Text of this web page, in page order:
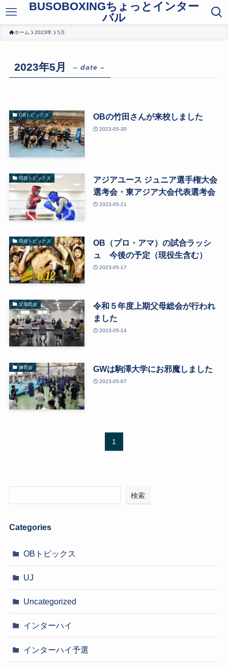
BUSOBOXINGちょっとインター
バル
ホーム 2023年 5月
2023年5月 – date –
OBトピックス OBの竹田さんが来校しました
2023-05-30
現役トピックス
アジアユース ジュニア選手権大会
選考会・東アジア大会代表選考会
2023-05-21
現役トピックス
OB（プロ・アマ）の試合ラッシ
ュ 今後の予定（現役生含む）
2023-05-17
父母総会
令和５年度上期父母総会が行われ
ました
2023-05-14
練習会 GWは駒澤大学にお邪魔しました
2023-05-07
1
検索
Categories
OBトピックス
UJ
Uncategorized
インターハイ
インターハイ予選